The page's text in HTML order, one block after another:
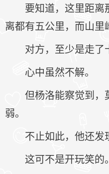
要知道，这里距离
离都有五公里，而山里
对方，至少是走了
心中虽然不解。
但杨洛能察觉到，
弱。
不止如此，他还发
这可不是开玩笑的。